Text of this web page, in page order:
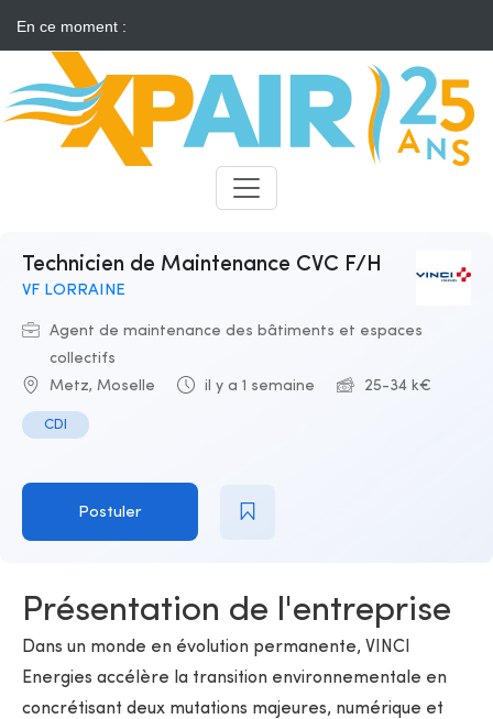
En ce moment :
Solaire : des développeurs s'insurgent contre l'annonce d'appels
d'offres "neutres"
Recruteurs
Technicien de Maintenance CVC F/H
VF LORRAINE
Agent de maintenance des bâtiments et espaces
collectifs
Metz, Moselle
il y a 1 semaine 25-34 k€
CDI
Postuler
Présentation de l'entreprise
Dans un monde en évolution permanente, VINCI
Energies accélère la transition environnementale en
concrétisant deux mutations majeures, numérique et